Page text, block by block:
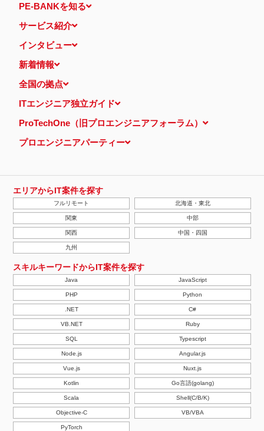
PE-BANKを知る
サービス紹介
インタビュー
新着情報
全国の拠点
ITエンジニア独立ガイド
ProTechOne（旧プロエンジニアフォーラム）
プロエンジニアパーティー
エリアからIT案件を探す
フルリモート 北海道・東北
関東 中部
関西 中国・四国
九州
スキルキーワードからIT案件を探す
Java JavaScript
PHP Python
.NET C#
VB.NET Ruby
SQL Typescript
Node.js Angular.js
Vue.js Nuxt.js
Kotlin Go言語(golang)
Scala Shell(C/B/K)
Objective-C VB/VBA
PyTorch